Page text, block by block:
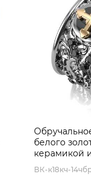
белого
керамикой
ВК-к18кч-